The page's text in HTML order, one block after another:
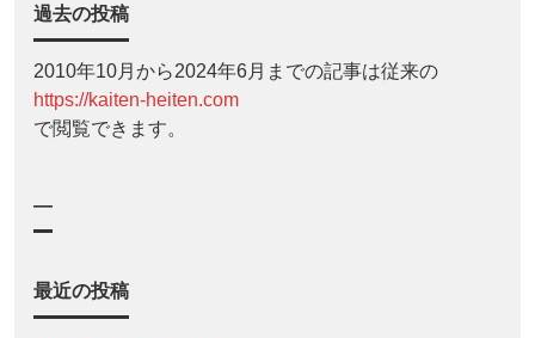
過去の投稿
2010年10月から2024年6月までの記事は従来の
https://kaiten-heiten.com
で閲覧できます。
—
最近の投稿